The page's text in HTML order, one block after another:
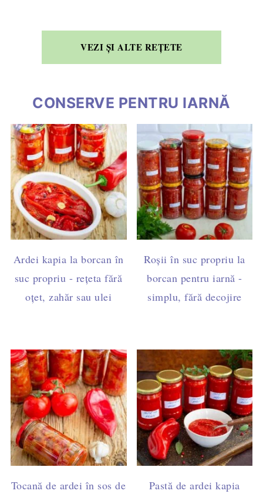
VEZI ȘI ALTE REȚETE
CONSERVE PENTRU IARNĂ
Ardei kapia la borcan în
suc propriu - rețeta fără
oțet, zahăr sau ulei
Roșii în suc propriu la
borcan pentru iarnă -
simplu, fără decojire
Tocană de ardei în sos de
Pastă de ardei kapia